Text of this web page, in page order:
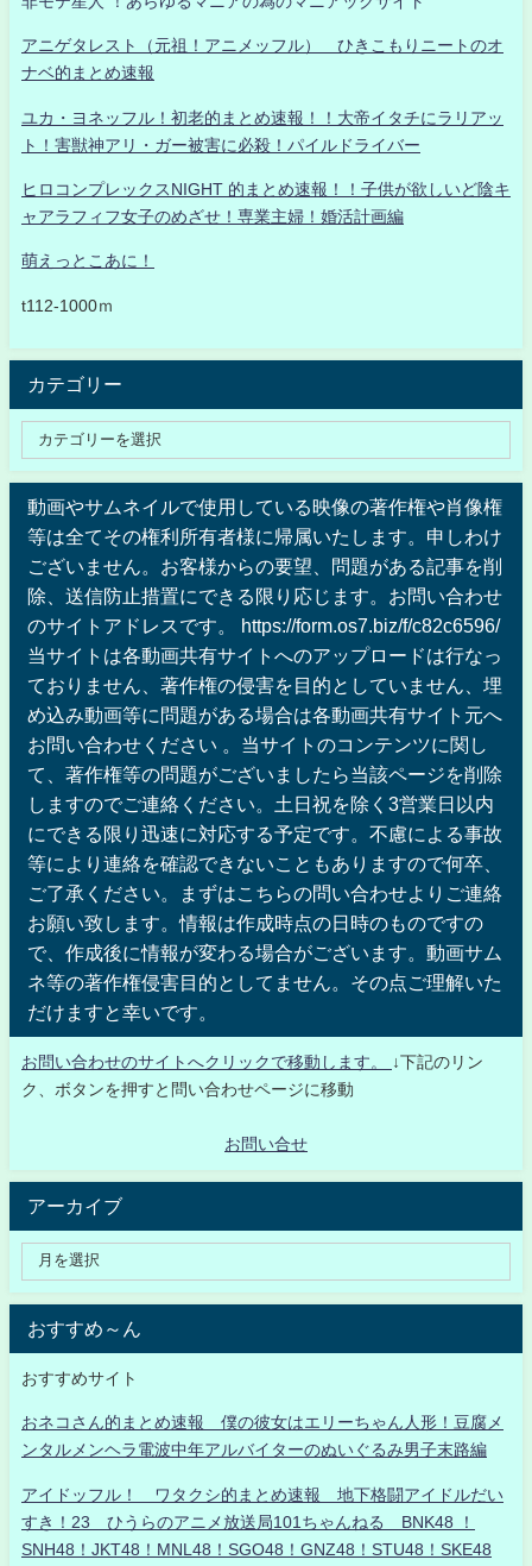
アニゲタレスト（元祖！アニメッフル） ひきこもりニートのオ
ナベ的まとめ速報
ユカ・ヨネッフル！初老的まとめ速報！！大帝イタチにラリアッ
ト！害獣神アリ・ガー被害に必殺！パイルドライバー
ヒロコンプレックスNIGHT 的まとめ速報！！子供が欲しいど陰キ
ャアラフィフ女子のめざせ！専業主婦！婚活計画編
萌えっとこあに！
t112-1000ｍ
カテゴリー
動画やサムネイルで使用している映像の著作権や肖像権
等は全てその権利所有者様に帰属いたします。申しわけ
ございません。お客様からの要望、問題がある記事を削
除、送信防止措置にできる限り応じます。お問い合わせ
のサイトアドレスです。 https://form.os7.biz/f/c82c6596/
当サイトは各動画共有サイトへのアップロードは行なっ
ておりません、著作権の侵害を目的としていません、埋
め込み動画等に問題がある場合は各動画共有サイト元へ
お問い合わせください 。当サイトのコンテンツに関し
て、著作権等の問題がございましたら当該ページを削除
しますのでご連絡ください。土日祝を除く3営業日以内
にできる限り迅速に対応する予定です。不慮による事故
等により連絡を確認できないこともありますので何卒、
ご了承ください。まずはこちらの問い合わせよりご連絡
お願い致します。情報は作成時点の日時のものですの
で、作成後に情報が変わる場合がございます。動画サム
ネ等の著作権侵害目的としてません。その点ご理解いた
だけますと幸いです。
お問い合わせのサイトへクリックで移動します。
↓下記のリン
ク、ボタンを押すと問い合わせページに移動
お問い合せ
アーカイブ
おすすめ～ん
おすすめサイト
おネコさん的まとめ速報 僕の彼女はエリーちゃん人形！豆腐メ
ンタルメンヘラ電波中年アルバイターのぬいぐるみ男子末路編
アイドッフル！ ワタクシ的まとめ速報 地下格闘アイドルだい
すき！23 ひうらのアニメ放送局101ちゃんねる BNK48 ！
SNH48！JKT48！MNL48！SGO48！GNZ48！STU48！SKE48